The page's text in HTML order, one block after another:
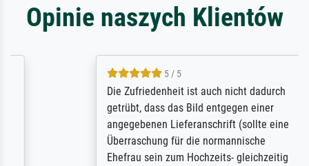
Opinie naszych Klientów
5 / 5
Die Zufriedenheit ist auch nicht dadurch
getrübt, dass das Bild entgegen einer
angegebenen Lieferanschrift (sollte eine
Überraschung für die normannische
Ehefrau sein zum Hochzeits- gleichzeitig